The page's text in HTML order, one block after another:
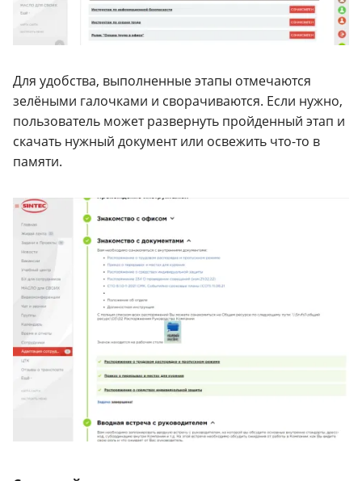
Для удобства, выполненные этапы отмечаются
зелёными галочками и сворачиваются. Если нужно,
пользователь может развернуть пройденный этап и
скачать нужный документ или освежить что-то в
памяти.